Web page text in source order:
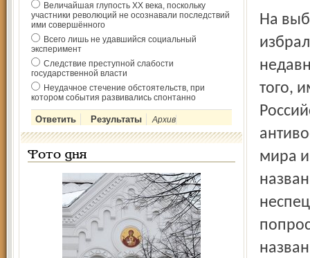
Величайшая глупость ХХ века, поскольку
участники революций не осознавали последствий
ими совершённого
Всего лишь не удавшийся социальный
эксперимент
Следствие преступной слабости
государственной власти
Неудачное стечение обстоятельств, при
котором события развивались спонтанно
Архив
Фото дня
На
того,
мира и